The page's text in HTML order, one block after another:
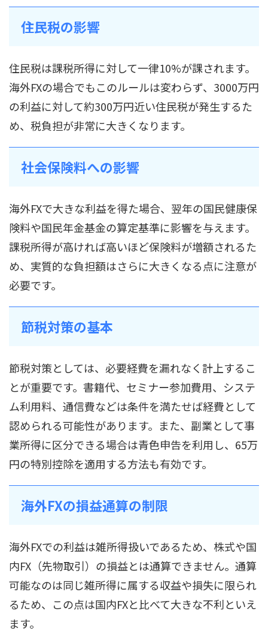
住民税の影響
住民税は課税所得に対して一律10%が課されます。
海外FXの場合でもこのルールは変わらず、3000万円
の利益に対して約300万円近い住民税が発生するた
め、税負担が非常に大きくなります。
社会保険料への影響
海外FXで大きな利益を得た場合、翌年の国民健康保
険料や国民年金基金の算定基準に影響を与えます。
課税所得が高ければ高いほど保険料が増額されるた
め、実質的な負担額はさらに大きくなる点に注意が
必要です。
節税対策の基本
節税対策としては、必要経費を漏れなく計上するこ
とが重要です。書籍代、セミナー参加費用、システ
ム利用料、通信費などは条件を満たせば経費として
認められる可能性があります。また、副業として事
業所得に区分できる場合は青色申告を利用し、65万
円の特別控除を適用する方法も有効です。
海外FXの損益通算の制限
海外FXでの利益は雑所得扱いであるため、株式や国
内FX（先物取引）の損益とは通算できません。通算
可能なのは同じ雑所得に属する収益や損失に限られ
るため、この点は国内FXと比べて大きな不利といえ
ます。